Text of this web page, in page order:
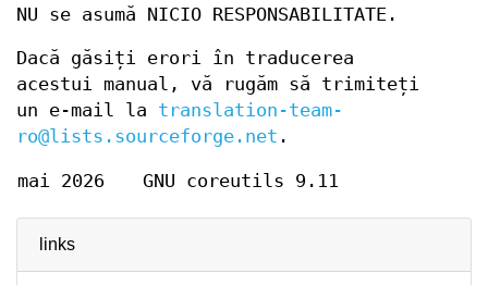
links
NU se asumă NICIO RESPONSABILITATE.
Dacă găsiți erori în traducerea
acestui manual, vă rugăm să trimiteți
un e-mail la translation-team-
ro@lists.sourceforge.net .
mai 2026 GNU coreutils 9.11